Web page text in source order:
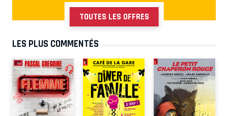
TOUTES LES OFFRES
LES PLUS COMMENTÉS